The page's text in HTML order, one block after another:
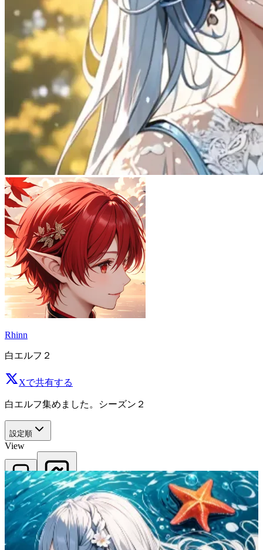
Rhinn
白エルフ２
Xで共有する
白エルフ集めました。シーズン２
設定順
View
正方形 比率維持